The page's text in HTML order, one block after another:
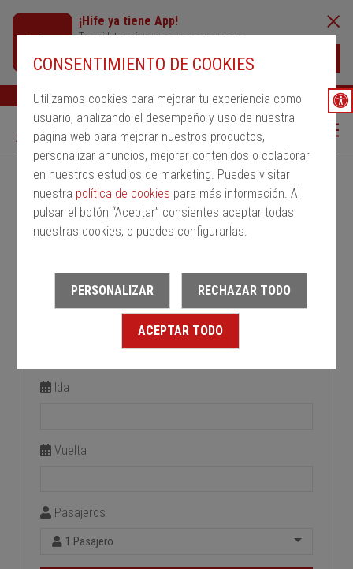
CONSENTIMIENTO DE COOKIES
Utilizamos cookies para mejorar tu experiencia como
usuario, analizando el desempeño y uso de nuestra
página web para mejorar nuestros productos,
personalizar anuncios, mejorar contenidos o colaborar
en nuestros estudios de marketing. Puedes visitar
nuestra política de cookies para más información. Al
pulsar el botón “Aceptar” consientes aceptar todas
nuestras cookies, o puedes configurarlas.
PERSONALIZAR RECHAZAR TODO
ACEPTAR TODO
¡Hife ya tiene App!
Tus billetes siempre cerca y cuando lo
Buscar Ayuda ESP
Desde
Estación de llegada
Ida
Vuelta
Pasajeros
1 Pasajero